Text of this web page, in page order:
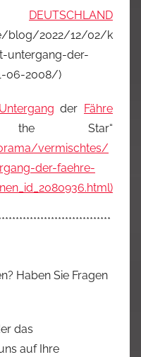
DEUTSCHLAND
blog/2022/12/02/k
untergang-der-
06-2008/)
Untergang der Fähre
the Star“
vermischtes/
der-faehre-
Haben Sie Fragen
das
auf Ihre